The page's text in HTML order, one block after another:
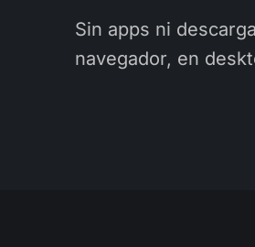
Sin apps ni
navegador, en